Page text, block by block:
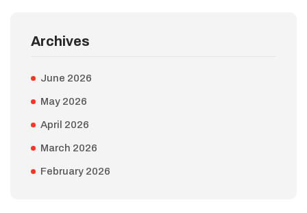
Archives
June 2026
May 2026
April 2026
March 2026
February 2026